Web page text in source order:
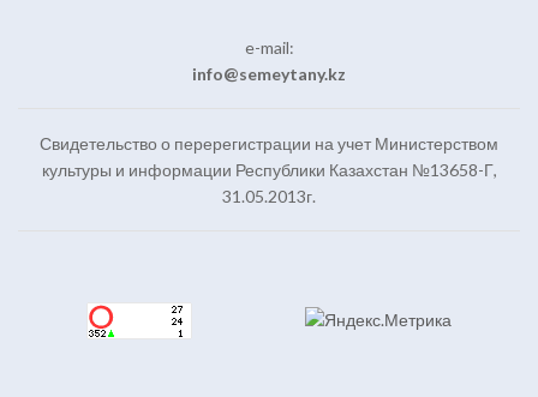
e-mail:
info@semeytany.kz
Свидетельство о перерегистрации на учет Министерством
культуры и информации Республики Казахстан №13658-Г,
31.05.2013г.